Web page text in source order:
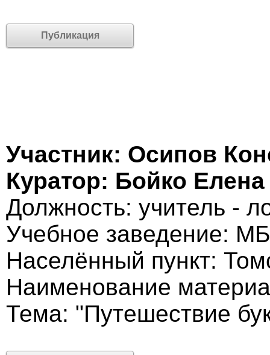
Публикация
Участник: Осипов
Куратор: Бойко
Должность: учитель -
Учебное заведение:
Населённый пункт:
Наименование
Тема: "Путешествие